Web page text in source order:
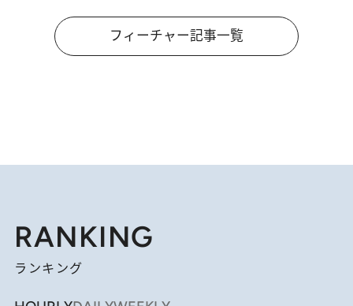
フィーチャー記事一覧
RANKING
ランキング